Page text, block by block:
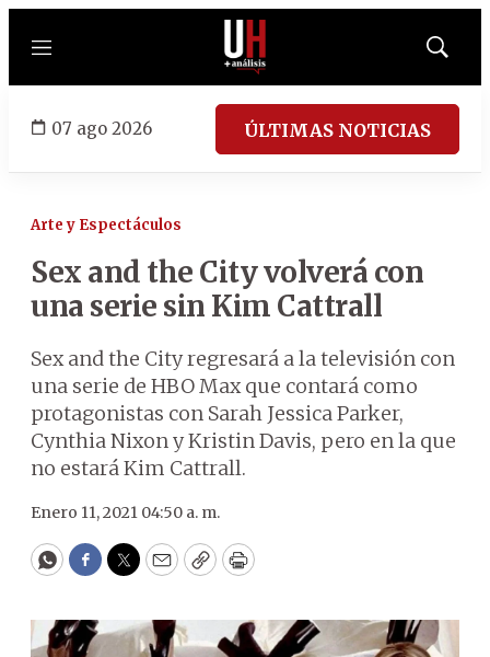
Menú
Mostrar
07 ago 2026 ÚLTIMAS NOTICIAS
Arte y Espectáculos
Sex and the City volverá con
una serie sin Kim Cattrall
Sex and the City regresará a la televisión con
una serie de HBO Max que contará como
protagonistas con Sarah Jessica Parker,
Cynthia Nixon y Kristin Davis, pero en la que
no estará Kim Cattrall.
Enero 11, 2021 04:50 a. m.
WhatsApp
Facebook
Twitter
EmailCopyPrint